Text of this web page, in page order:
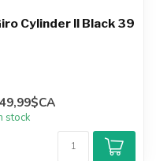
Cylinder II Black 39
stock